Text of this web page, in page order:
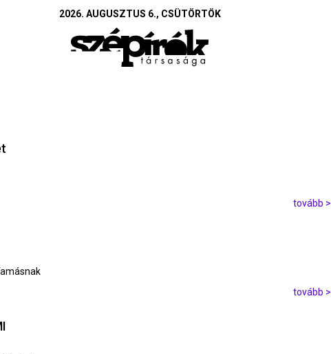
2026. AUGUSZTUS 6., CSÜTÖRTÖK
tovább >
tovább >